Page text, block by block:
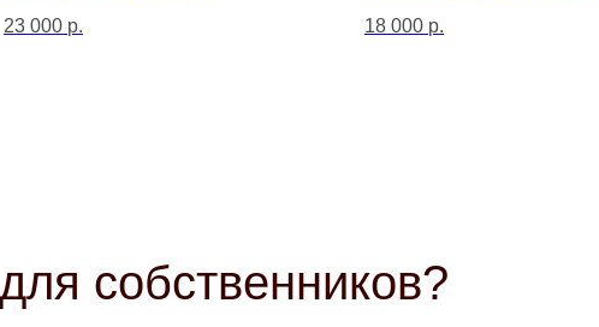
Чемпионов, 15
23 000 р.
Заостровского, 4
18 000 р.
собственников?